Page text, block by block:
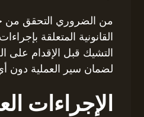
من الضروري التحقق من
القانونية المتعلقة
التشيك قبل الإقدام على
لضمان سير العملية دون
الإجراءات